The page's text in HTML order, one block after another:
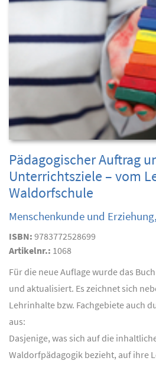
Pädagogischer Auftrag
Unterrichtsziele – vom
Waldorfschule
Menschenkunde und
ISBN: 9783772528699
Artikelnr.: 1068
Für die neue Auflage wurde das
und aktualisiert. Es zeichnet sich
Lehrinhalte bzw. Fachgebiete auch
aus:
Dasjenige, was sich auf die
Waldorfpädagogik bezieht, auf ihre